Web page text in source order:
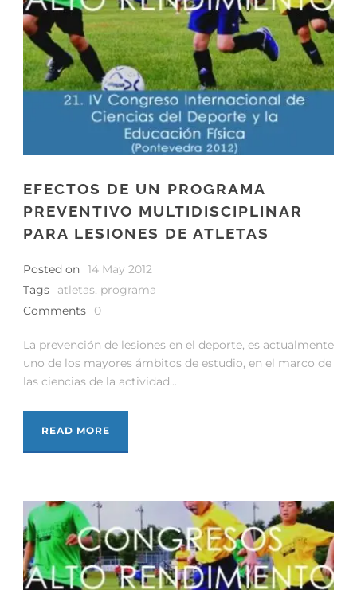
EFECTOS DE UN PROGRAMA
PREVENTIVO MULTIDISCIPLINAR
PARA LESIONES DE ATLETAS
Posted on 14 May 2012
Tags
atletas, programa
Comments
0
La prevención de lesiones en el deporte, es actualmente
uno de los mayores ámbitos de estudio, en el marco de
las ciencias de la actividad...
READ MORE